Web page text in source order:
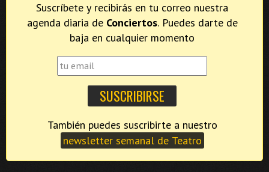
Suscríbete y recibirás en tu correo nuestra
agenda diaria de Conciertos. Puedes darte de
baja en cualquier momento
newsletter semanal de Teatro